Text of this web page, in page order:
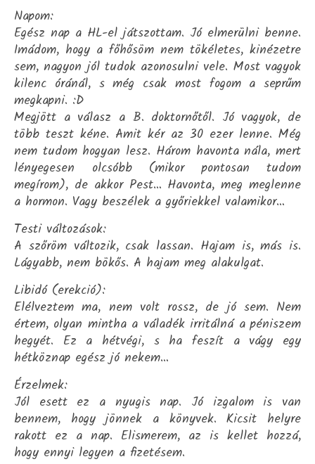
Napom:
Egész nap a HL-el játszottam. Jó elmerülni benne.
Imádom, hogy a főhősöm nem tökéletes, kinézetre
sem, nagyon jól tudok azonosulni vele. Most vagyok
kilenc óránál, s még csak most fogom a seprűm
megkapni. :D
Megjött a válasz a B. doktornőtől. Jó vagyok, de
több teszt kéne. Amit kér az 30 ezer lenne. Még
nem tudom hogyan lesz. Három havonta nála, mert
lényegesen olcsóbb (mikor pontosan tudom
megírom), de akkor Pest… Havonta, meg meglenne
a hormon. Vagy beszélek a győriekkel valamikor…
Testi változások:
A szőröm változik, csak lassan. Hajam is, más is.
Lágyabb, nem bökős. A hajam meg alakulgat.
Libidó (erekció):
Elélveztem ma, nem volt rossz, de jó sem. Nem
értem, olyan mintha a váladék irritálná a péniszem
hegyét. Ez a hétvégi, s ha feszít a vágy egy
hétköznap egész jó nekem…
Érzelmek:
Jól esett ez a nyugis nap. Jó izgalom is van
bennem, hogy jönnek a könyvek. Kicsit helyre
rakott ez a nap. Elismerem, az is kellet hozzá,
hogy ennyi legyen a fizetésem.